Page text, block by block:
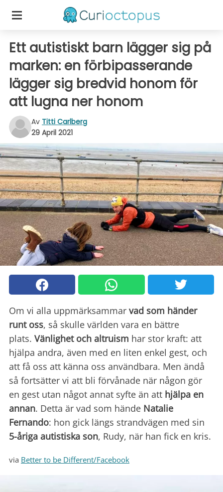
Ett autistiskt barn lägger sig på
marken: en förbipasserande
lägger sig bredvid honom för
att lugna ner honom
Av Titti Carlberg
29 April 2021
Om vi alla uppmärksammar vad som händer
runt oss, så skulle världen vara en bättre
plats. Vänlighet och altruism har stor kraft: att
hjälpa andra, även med en liten enkel gest, och
att få oss att känna oss användbara. Men ändå
så fortsätter vi att bli förvånade när någon gör
en gest utan något annat syfte än att hjälpa en
annan. Detta är vad som hände Natalie
Fernando: hon gick längs strandvägen med sin
5-åriga autistiska son, Rudy, när han fick en kris.
via Better to be Different/Facebook